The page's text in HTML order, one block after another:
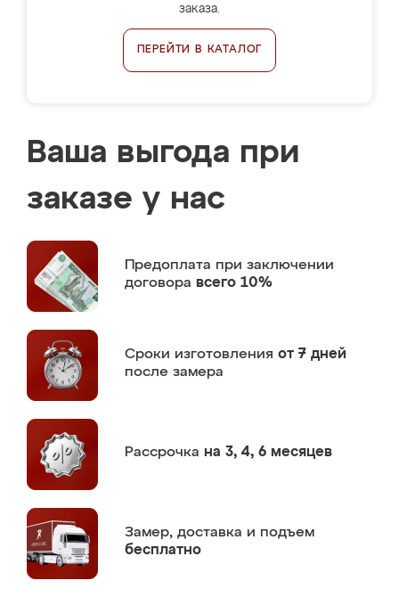
заказа.
ПЕРЕЙТИ В КАТАЛОГ
Ваша выгода при
заказе у нас
Предоплата при заключении
договора всего 10%
Сроки изготовления от 7 дней
после замера
Рассрочка на 3, 4, 6 месяцев
Замер, доставка и подъем
бесплатно